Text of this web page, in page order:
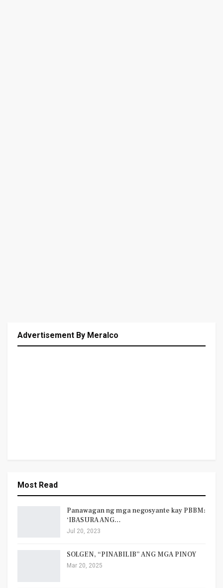
Advertisement By Meralco
Most Read
Panawagan ng mga negosyante kay PBBM:
‘IBASURA ANG…
Jul 20, 2023
SOLGEN, “PINABILIB” ANG MGA PINOY
Mar 20, 2025